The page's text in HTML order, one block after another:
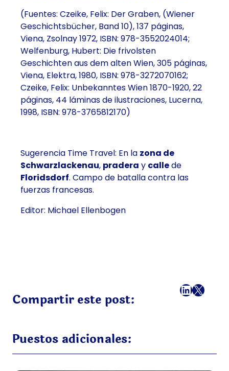
(Fuentes: Czeike, Felix: Der Graben, (Wiener
Geschichtsbücher, Band 10), 137 páginas,
Viena, Zsolnay 1972, ISBN: 978-3552024014;
Welfenburg, Hubert: Die frivolsten
Geschichten aus dem alten Wien, 305 páginas,
Viena, Elektra, 1980, ISBN: 978-3272070162;
Czeike, Felix: Unbekanntes Wien 1870-1920, 22
páginas, 44 láminas de ilustraciones, Lucerna,
1998, ISBN: 978-3765812170)
Sugerencia Time Travel: En la zona de
Schwarzlackenau, pradera y callede
Floridsdorf. Campo de batalla contra las
fuerzas francesas.
Editor: Michael Ellenbogen
Compartir este post:
Facebook
LinkedIn
X
Puestos adicionales: